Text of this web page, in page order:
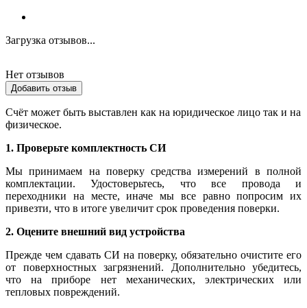
Загрузка отзывов...
Нет отзывов
Добавить отзыв
Счёт может быть выставлен как на юридическое лицо так и на
физическое.
1. Проверьте комплектность СИ
Мы принимаем на поверку средства измерений в полной
комплектации. Удостоверьтесь, что все провода и
переходники на месте, иначе мы все равно попросим их
привезти, что в итоге увеличит срок проведения поверки.
2. Оцените внешний вид устройства
Прежде чем сдавать СИ на поверку, обязательно очистите его
от поверхностных загрязнений. Дополнительно убедитесь,
что на приборе нет механических, электрических или
тепловых повреждений.